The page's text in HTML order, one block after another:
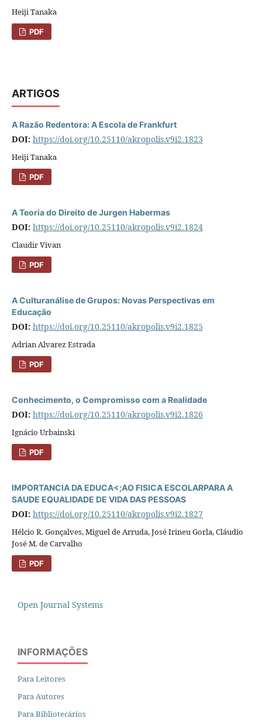
Heiji Tanaka
PDF
ARTIGOS
A Razão Redentora: A Escola de Frankfurt
DOI: https://doi.org/10.25110/akropolis.v9i2.1823
Heiji Tanaka
PDF
A Teoria do Direito de Jurgen Habermas
DOI: https://doi.org/10.25110/akropolis.v9i2.1824
Claudir Vivan
PDF
A Culturanálise de Grupos: Novas Perspectivas em
Educação
DOI: https://doi.org/10.25110/akropolis.v9i2.1825
Adrian Alvarez Estrada
PDF
Conhecimento, o Compromisso com a Realidade
DOI: https://doi.org/10.25110/akropolis.v9i2.1826
Ignácio Urbainski
PDF
IMPORTANCIA DA EDUCA<;AO FISICA ESCOLARPARA A
SAUDE EQUALIDADE DE VIDA DAS PESSOAS
DOI: https://doi.org/10.25110/akropolis.v9i2.1827
Hélcio R. Gonçalves, Miguel de Arruda, José Irineu Gorla, Cláudio
José M. de Carvalho
PDF
Open Journal Systems
INFORMAÇÕES
Para Leitores
Para Autores
Para Bibliotecários